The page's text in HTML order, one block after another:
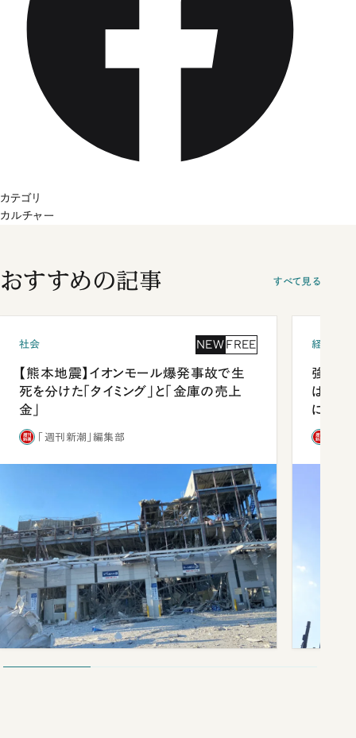
カテゴリ
カルチャー
おすすめの記事 すべて見る
社会 NEW FREE
【熊本地震】イオンモール爆発事故で生
死を分けた「タイミング」と「金庫の売上
金」
「週刊新潮」編集部
経済・ビ
強みは
は「東
になっ